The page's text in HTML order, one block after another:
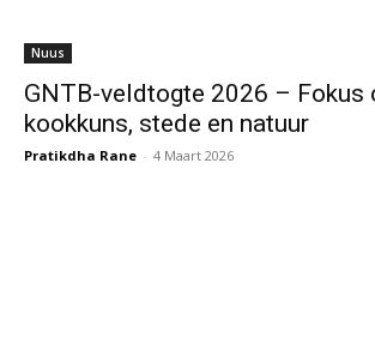
Nuus
GNTB-veldtogte 2026 – Fokus
kookkuns, stede en natuur
Pratikdha Rane - 4 Maart 2026